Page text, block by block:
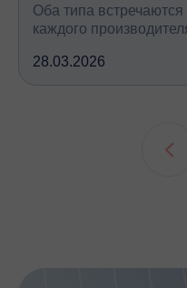
Оба типа встречаются
каждого
крутящий момент, но
принципиально по-
28.03.2026